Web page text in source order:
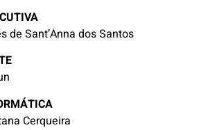
de Sant’Anna dos Santos
Cerqueira